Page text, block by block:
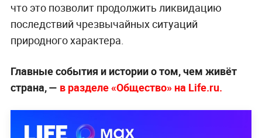
что это позволит продолжить ликвидацию
последствий чрезвычайных ситуаций
природного характера.
Главные события и истории о том, чем живёт
страна, — в разделе «Общество» на Life.ru.